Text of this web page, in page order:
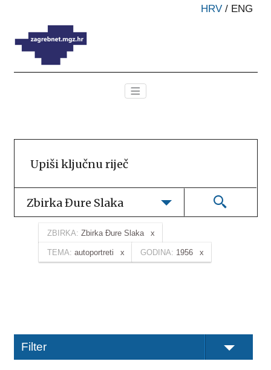
HRV / ENG
Zbirka Đure Slaka
ZBIRKA: Zbirka Đure Slaka
TEMA: autoportreti GODINA: 1956
Filter